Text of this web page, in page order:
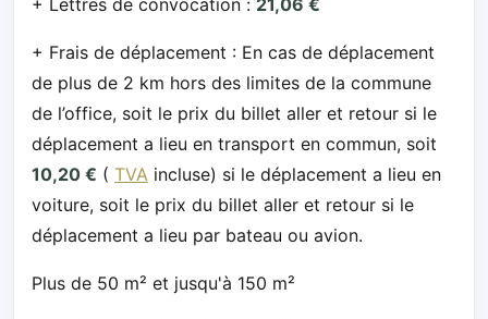
+ Lettres de convocation : 21,06 €
+ Frais de déplacement : En cas de déplacement
de plus de 2 km hors des limites de la commune
de l’office, soit le prix du billet aller et retour si le
déplacement a lieu en transport en commun, soit
10,20 € ( TVA incluse) si le déplacement a lieu en
voiture, soit le prix du billet aller et retour si le
déplacement a lieu par bateau ou avion.
Plus de 50 m² et jusqu'à 150 m²